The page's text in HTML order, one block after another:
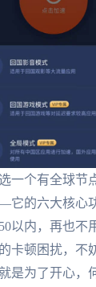
一个有全球
的六大核心
以内，再也不
卡顿困扰，不
是为了开心，